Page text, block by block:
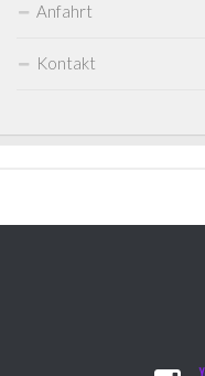
Anfahrt
Kontakt